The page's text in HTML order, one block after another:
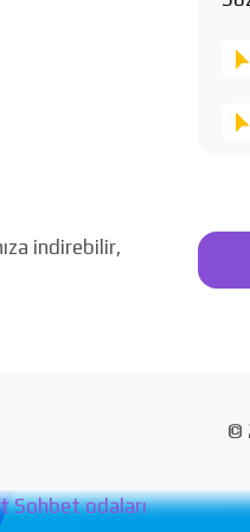
indirebilir,
©
Sohbet odaları